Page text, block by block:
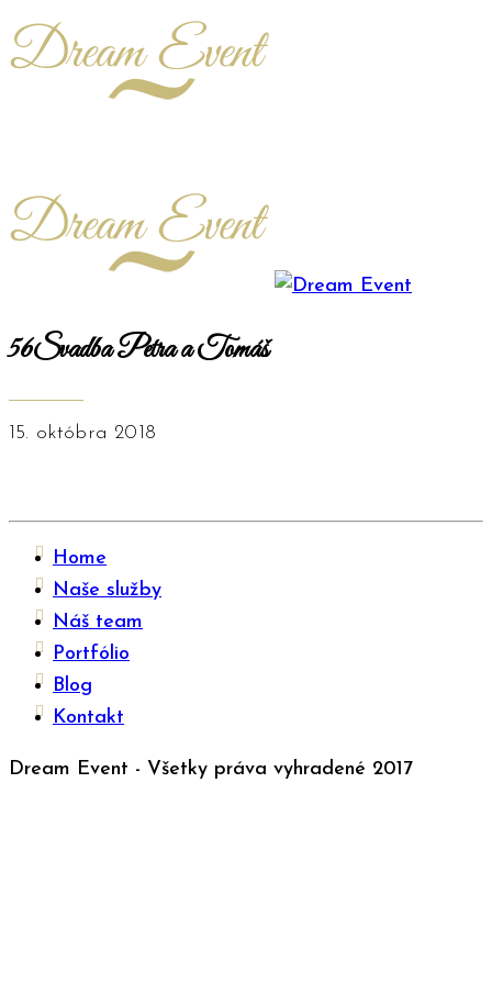
56Svadba Petra a Tomáš
15. októbra 2018
Home
Naše služby
Náš team
Portfólio
Blog
Kontakt
Dream Event - Všetky práva vyhradené 2017